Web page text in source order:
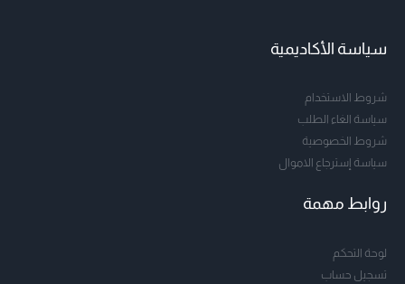
سياسة الأكاديمية
شروط الاستخدام
سياسة الغاء الطلب
شروط الخصوصية
سياسة إسترجاع الاموال
روابط مهمة
لوحة التحكم
تسجيل حساب